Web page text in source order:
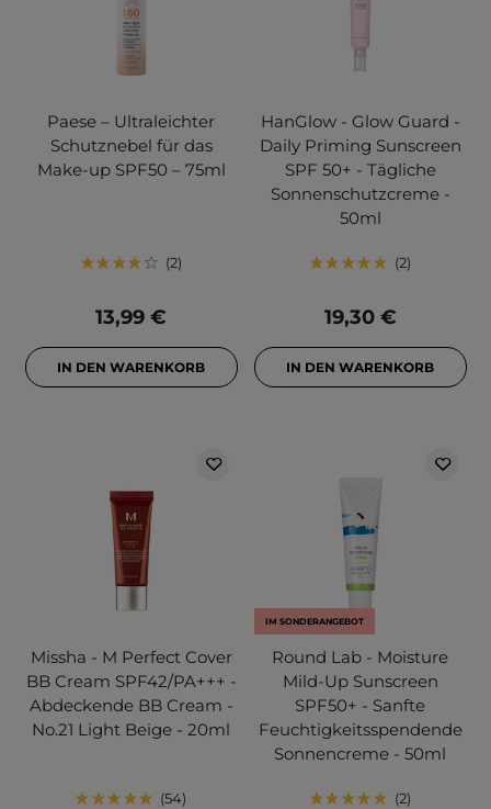
Paese – Ultraleichter
Schutznebel für das
Make-up SPF50 – 75ml
2
13,99 €
IN DEN WARENKORB
HanGlow - Glow Guard -
Daily Priming Sunscreen
SPF 50+ - Tägliche
Sonnenschutzcreme -
50ml
2
19,30 €
IN DEN WARENKORB
Missha - M Perfect Cover
BB Cream SPF42/PA+++ -
Abdeckende BB Cream -
No.21 Light Beige - 20ml
54
IM SONDERANGEBOT
Round Lab - Moisture
Mild-Up Sunscreen
SPF50+ - Sanfte
Feuchtigkeitsspendende
Sonnencreme - 50ml
2